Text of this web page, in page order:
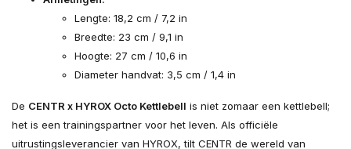
Lengte: 18,2 cm / 7,2 in
Breedte: 23 cm / 9,1 in
Hoogte: 27 cm / 10,6 in
Diameter handvat: 3,5 cm / 1,4 in
De CENTR x HYROX Octo Kettlebell is niet zomaar een kettlebell;
het is een trainingspartner voor het leven. Als officiële
uitrustingsleverancier van HYROX, tilt CENTR de wereld van